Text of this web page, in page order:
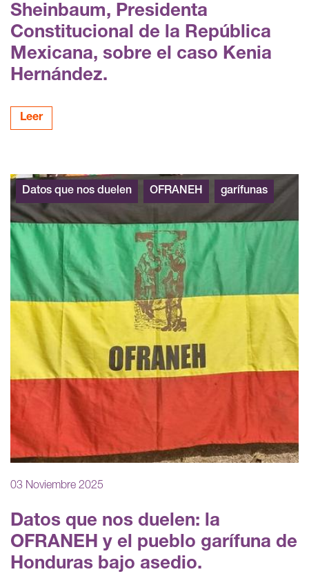
Sheinbaum, Presidenta
Constitucional de la República
Mexicana, sobre el caso Kenia
Hernández.
Leer
03 Noviembre 2025
Datos que nos duelen: la
OFRANEH y el pueblo garífuna de
Honduras bajo asedio.
Datos que nos duelen OFRANEH garífunas